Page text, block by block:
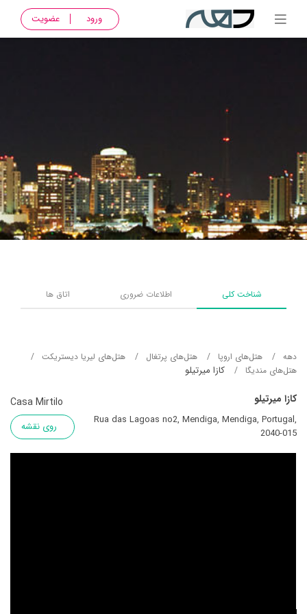
ورود عضویت
شناخت کلی اطلاعات ضروری اتاق ها
دهه هتل‌های اروپا هتل‌های پرتغال
هتل‌های لیریا دیستریکت
هتل‌های مندیگا
کازا میرتیلو
کازا میرتیلو Casa Mirtilo
Rua das Lagoas no2, Mendiga, Mendiga, Portugal,
2040-015
روی نقشه